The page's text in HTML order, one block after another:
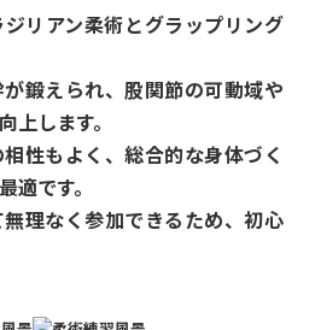
リアン柔術とグラップリング
鍛えられ、股関節の可動域や
上します。
性もよく、総合的な身体づく
適です。
理なく参加できるため、初心